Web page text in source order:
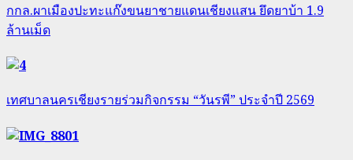
กกล.ผาเมืองปะทะแก๊งขนยาชายแดนเชียงแสน ยึดยาบ้า 1.9
ล้านเม็ด
เทศบาลนครเชียงรายร่วมกิจกรรม “วันรพี” ประจำปี 2569